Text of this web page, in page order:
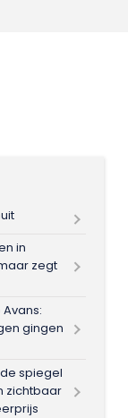
in
zegt
gingen
spiegel
zichtbaar